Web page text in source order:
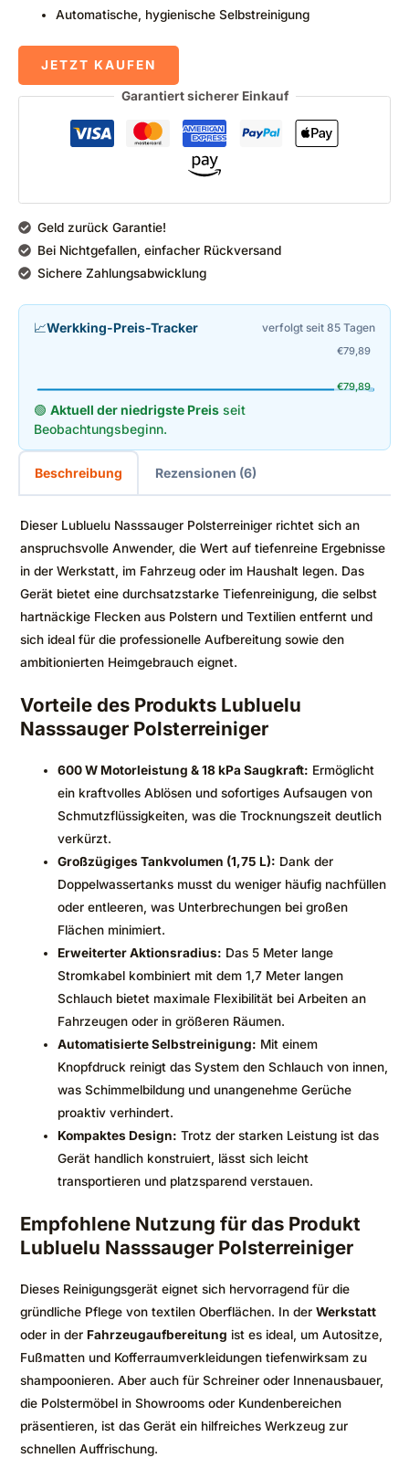
Automatische, hygienische Selbstreinigung
JETZT KAUFEN
Garantiert sicherer Einkauf
Geld zurück Garantie!
Bei Nichtgefallen, einfacher Rückversand
Sichere Zahlungsabwicklung
📈Werkking-Preis-Tracker verfolgt seit 85 Tagen
€79,89
€79,89
🟢 Aktuell der niedrigste Preis seit
Beobachtungsbeginn.
Beschreibung Rezensionen (6)
Dieser Lubluelu Nasssauger Polsterreiniger richtet sich an
anspruchsvolle Anwender, die Wert auf tiefenreine Ergebnisse
in der Werkstatt, im Fahrzeug oder im Haushalt legen. Das
Gerät bietet eine durchsatzstarke Tiefenreinigung, die selbst
hartnäckige Flecken aus Polstern und Textilien entfernt und
sich ideal für die professionelle Aufbereitung sowie den
ambitionierten Heimgebrauch eignet.
Vorteile des Produkts Lubluelu
Nasssauger Polsterreiniger
600 W Motorleistung & 18 kPa Saugkraft: Ermöglicht
ein kraftvolles Ablösen und sofortiges Aufsaugen von
Schmutzflüssigkeiten, was die Trocknungszeit deutlich
verkürzt.
Großzügiges Tankvolumen (1,75 L): Dank der
Doppelwassertanks musst du weniger häufig nachfüllen
oder entleeren, was Unterbrechungen bei großen
Flächen minimiert.
Erweiterter Aktionsradius: Das 5 Meter lange
Stromkabel kombiniert mit dem 1,7 Meter langen
Schlauch bietet maximale Flexibilität bei Arbeiten an
Fahrzeugen oder in größeren Räumen.
Automatisierte Selbstreinigung: Mit einem
Knopfdruck reinigt das System den Schlauch von innen,
was Schimmelbildung und unangenehme Gerüche
proaktiv verhindert.
Kompaktes Design: Trotz der starken Leistung ist das
Gerät handlich konstruiert, lässt sich leicht
transportieren und platzsparend verstauen.
Empfohlene Nutzung für das Produkt
Lubluelu Nasssauger Polsterreiniger
Dieses Reinigungsgerät eignet sich hervorragend für die
gründliche Pflege von textilen Oberflächen. In der Werkstatt
oder in der Fahrzeugaufbereitung ist es ideal, um Autositze,
Fußmatten und Kofferraumverkleidungen tiefenwirksam zu
shampoonieren. Aber auch für Schreiner oder Innenausbauer,
die Polstermöbel in Showrooms oder Kundenbereichen
präsentieren, ist das Gerät ein hilfreiches Werkzeug zur
schnellen Auffrischung.